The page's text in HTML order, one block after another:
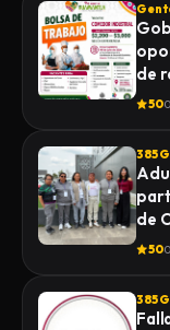
de
50
385
de
50
385